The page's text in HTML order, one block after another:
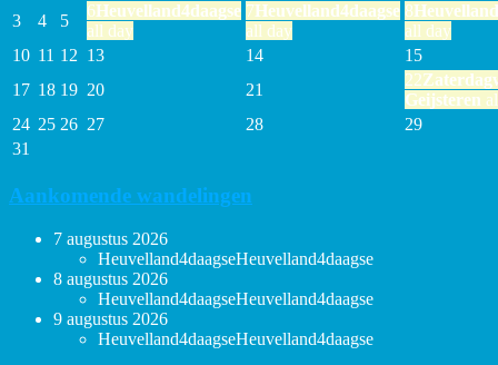
3
4 5
6Heuvelland4daagse
all day
7Heuvelland4daagse
all day
8
all day
10 11 12 13 14
15
17 18 19 20 21
22
Geijsteren
24 25 26 27 28
29
31
Aankomende wandelingen
7 augustus 2026
Heuvelland4daagseHeuvelland4daagse
8 augustus 2026
Heuvelland4daagseHeuvelland4daagse
9 augustus 2026
Heuvelland4daagseHeuvelland4daagse